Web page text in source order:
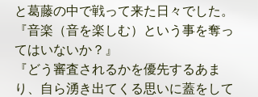
と葛藤の中で戦って来た日々でした。
『音楽（音を楽しむ）という事を奪っ
てはいないか？』
『どう審査されるかを優先するあま
り、自ら湧き出てくる思いに蓋をして